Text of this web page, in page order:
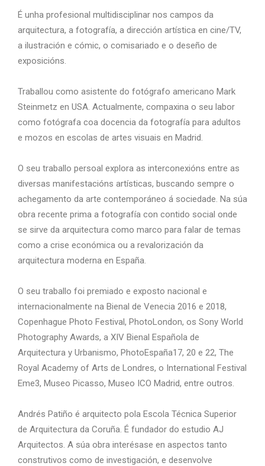
É unha profesional multidisciplinar nos campos da
arquitectura, a fotografía, a dirección artística en cine/TV,
a ilustración e cómic, o comisariado e o deseño de
exposicións.
Traballou como asistente do fotógrafo americano Mark
Steinmetz en USA. Actualmente, compaxina o seu labor
como fotógrafa coa docencia da fotografía para adultos
e mozos en escolas de artes visuais en Madrid.
O seu traballo persoal explora as interconexións entre as
diversas manifestacións artísticas, buscando sempre o
achegamento da arte contemporáneo á sociedade. Na súa
obra recente prima a fotografía con contido social onde
se sirve da arquitectura como marco para falar de temas
como a crise económica ou a revalorización da
arquitectura moderna en España.
O seu traballo foi premiado e exposto nacional e
internacionalmente na Bienal de Venecia 2016 e 2018,
Copenhague Photo Festival, PhotoLondon, os Sony World
Photography Awards, a XIV Bienal Española de
Arquitectura y Urbanismo, PhotoEspaña17, 20 e 22, The
Royal Academy of Arts de Londres, o International Festival
Eme3, Museo Picasso, Museo ICO Madrid, entre outros.
Andrés Patiño é arquitecto pola Escola Técnica Superior
de Arquitectura da Coruña. É fundador do estudio AJ
Arquitectos. A súa obra interésase en aspectos tanto
construtivos como de investigación, e desenvolve